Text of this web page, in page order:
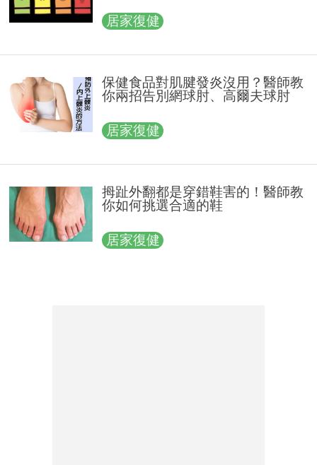
居家復健
保健食品對肌腱發炎沒用？醫師教
你兩招告別網球肘、高爾夫球肘
居家復健
拇趾外翻都是穿錯鞋害的！醫師教
你如何挑選合適的鞋
居家復健